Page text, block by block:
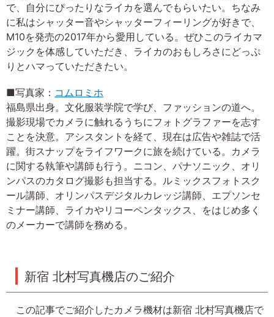
で、自分にぴったりなライカを選んでもらいたい。ちなみ
に私はシャッター音やシャッターフィーリングが好きで、
M10を発売の2017年から愛用している。ぜひこのライカマ
ジックを体感していただき、ライカのおもしろさにどっぷ
りとハマっていただきたい。
■写真家： コムロミホ
福島県出身。文化服装学院で学び、ファッションの道へ。
撮影現場でカメラに触れるうちにフォトグラファーを志す
ことを決意。アシスタントを経て、現在は広告や雑誌で活
躍。街スナップをライフワークに旅を続けている。カメラ
に関する執筆や講師も行う。ニコン、パナソニック、オリ
ンパスのカタログ撮影も担当する。ルミックスフォトスク
ール講師、オリンパスデジタルカレッジ講師、エプソンセ
ミナー講師、ライカやリコーペンタックス、をはじめ多く
のメーカーで講師を務める。
新宿 北村写真機店のご紹介
この記事でご紹介したカメラ機材は新宿 北村写真機店で